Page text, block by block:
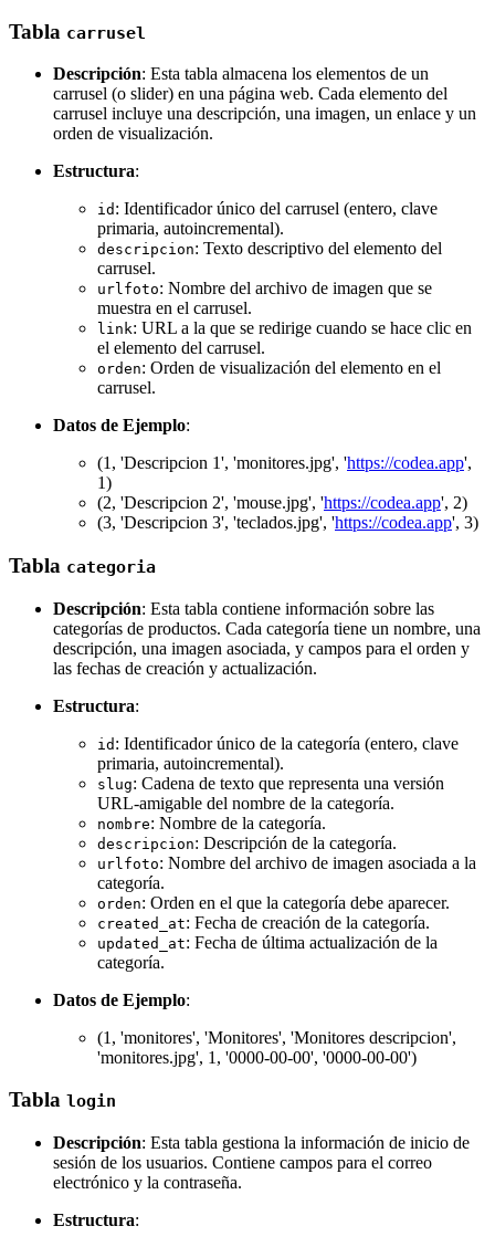
Tabla carrusel
Descripción: Esta tabla almacena los elementos de un
carrusel (o slider) en una página web. Cada elemento del
carrusel incluye una descripción, una imagen, un enlace y un
orden de visualización.
Estructura:
id : Identificador único del carrusel (entero, clave
primaria, autoincremental).
descripcion: Texto descriptivo del elemento del
carrusel.
urlfoto: Nombre del archivo de imagen que se
muestra en el carrusel.
link: URL a la que se redirige cuando se hace clic en
el elemento del carrusel.
orden: Orden de visualización del elemento en el
carrusel.
Datos de Ejemplo:
(1, 'Descripcion 1', 'monitores.jpg', 'https://codea.app',
1)
(2, 'Descripcion 2', 'mouse.jpg', 'https://codea.app', 2)
(3, 'Descripcion 3', 'teclados.jpg', 'https://codea.app', 3)
Tabla categoria
Descripción: Esta tabla contiene información sobre las
categorías de productos. Cada categoría tiene un nombre, una
descripción, una imagen asociada, y campos para el orden y
las fechas de creación y actualización.
Estructura:
id : Identificador único de la categoría (entero, clave
primaria, autoincremental).
slug: Cadena de texto que representa una versión
URL-amigable del nombre de la categoría.
nombre: Nombre de la categoría.
descripcion: Descripción de la categoría.
urlfoto: Nombre del archivo de imagen asociada a la
categoría.
orden: Orden en el que la categoría debe aparecer.
created_at: Fecha de creación de la categoría.
updated_at: Fecha de última actualización de la
categoría.
Datos de Ejemplo:
(1, 'monitores', 'Monitores', 'Monitores descripcion',
'monitores.jpg', 1, '0000-00-00', '0000-00-00')
Tabla login
Descripción: Esta tabla gestiona la información de inicio de
sesión de los usuarios. Contiene campos para el correo
electrónico y la contraseña.
Estructura: